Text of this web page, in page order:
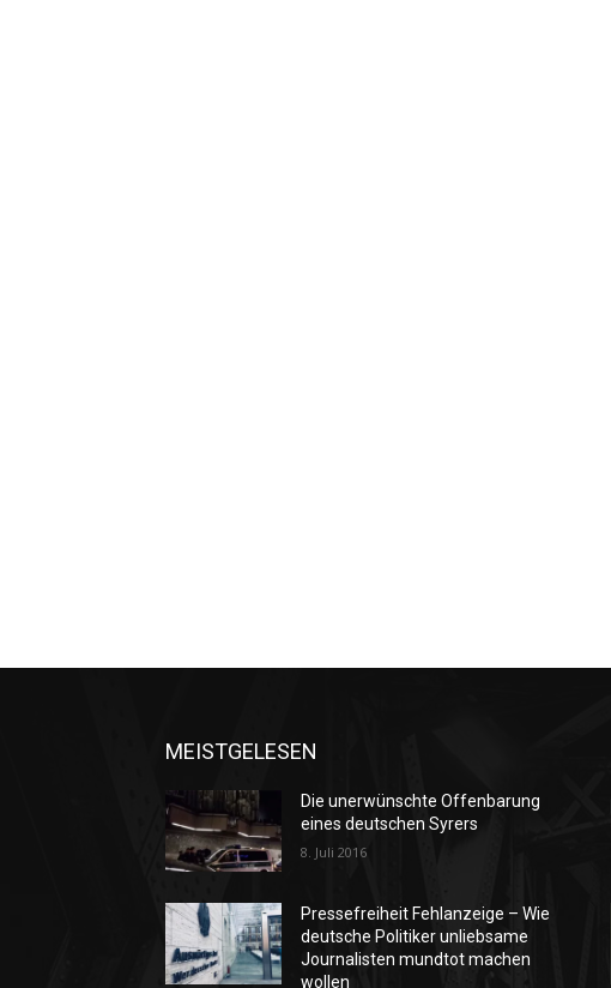
MEISTGELESEN
Die unerwünschte Offenbarung
eines deutschen Syrers
8. Juli 2016
Pressefreiheit Fehlanzeige – Wie
deutsche Politiker unliebsame
Journalisten mundtot machen
wollen